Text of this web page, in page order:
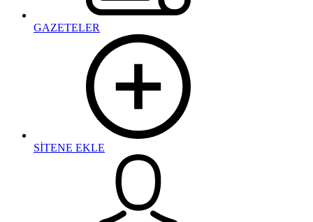
GAZETELER
SİTENE EKLE